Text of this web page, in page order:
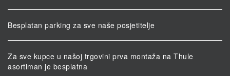
Besplatan parking za sve naše posjetitelje
Za sve kupce u našoj trgovini prva montaža na Thule
asortiman je besplatna